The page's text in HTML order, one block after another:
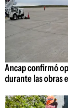
Ancap confirmó
durante las obras